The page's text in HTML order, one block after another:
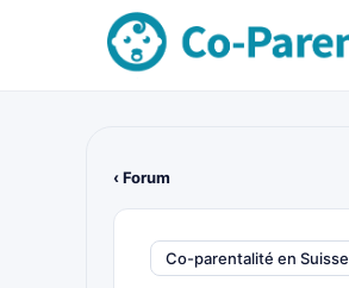
‹ Forum
Co-parentalité en Suisse